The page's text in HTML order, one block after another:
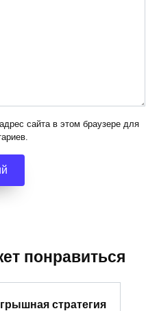
сайта в этом браузере для
понравиться
стратегия